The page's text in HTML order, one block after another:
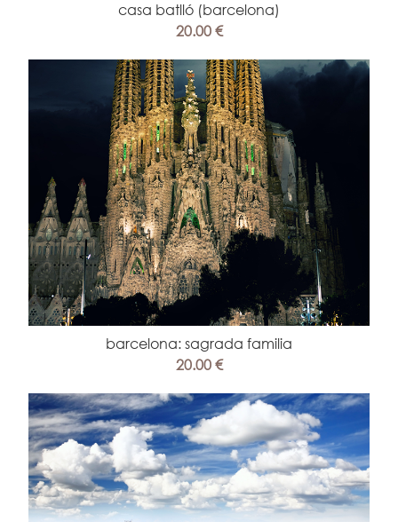
casa batlló (barcelona)
20.00 €
barcelona: sagrada familia
20.00 €